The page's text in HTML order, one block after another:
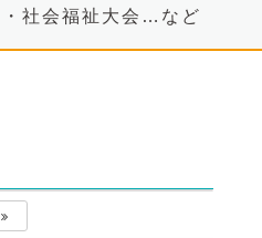
・社会福祉大会…など